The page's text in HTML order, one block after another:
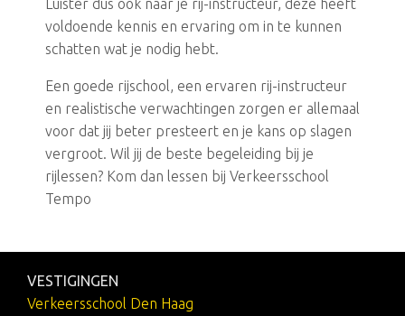
voldoende kennis en ervaring om in te kunnen
schatten wat je nodig hebt.
Een goede rijschool, een ervaren rij-instructeur
en realistische verwachtingen zorgen er allemaal
voor dat jij beter presteert en je kans op slagen
vergroot. Wil jij de beste begeleiding bij je
rijlessen? Kom dan lessen bij Verkeersschool
Tempo
VESTIGINGEN
Verkeersschool Den Haag